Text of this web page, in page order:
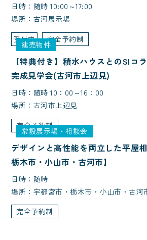
日時：随時 10:00～17:00
場所：古河展示場
受付中
完全予約制
建売物件
【特典付き】積水ハウスとのSIコ
完成見学会(古河市上辺見)
日時：随時 10：00～16：00
場所：古河市上辺見
完全予約制
常設展示場・相談会
デザインと高性能を両立した平屋
栃木市・小山市・古河市】
日時：随時
場所：宇都宮市・栃木市・小山市・古河
完全予約制